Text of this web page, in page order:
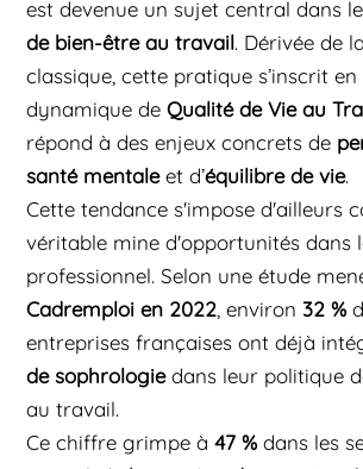
est devenue un sujet central dans
de bien-être au travail. Dérivée de
classique, cette pratique s’inscrit
dynamique deQualité de Vie au
répond à des enjeux concrets de
santé mentaleet d’équilibre de vie.
Cette tendance s'impose d'ailleurs
véritable mine d'opportunités dans
professionnel. Selon une étude
Cadremploi en 2022 , environ32 %
entreprises françaises ont déjà
de sophrologiedans leur politique
au travail.
Ce chiffre grimpe à47 % dans les